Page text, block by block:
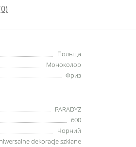
Польща
Моноколор
Фриз
PARADYZ
600
Чорний
dekoracje szklane